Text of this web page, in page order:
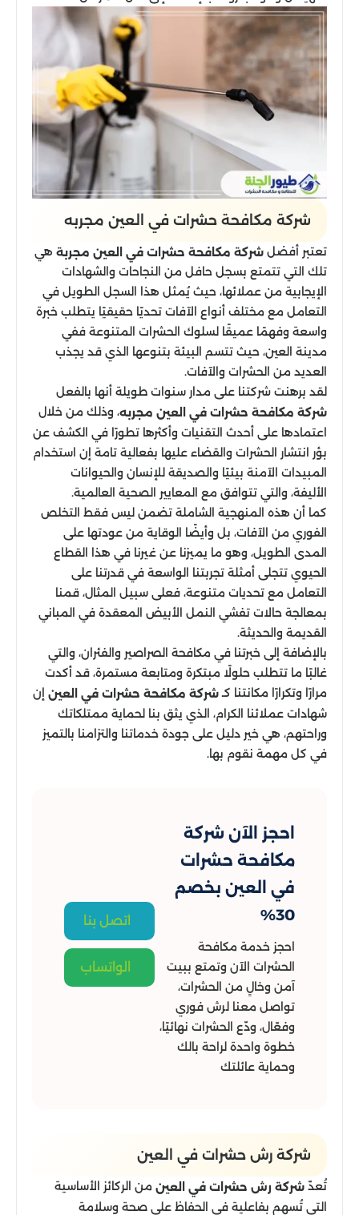
شركة مكافحة حشرات في العين مجربه
تعتبر أفضل شركة مكافحة حشرات في العين مجربة هي
تلك التي تتمتع بسجل حافل من النجاحات والشهادات
الإيجابية من عملائها، حيث يُمثل هذا السجل الطويل في
التعامل مع مختلف أنواع الآفات تحديًا حقيقيًا يتطلب خبرة
واسعة وفهمًا عميقًا لسلوك الحشرات المتنوعة ففي
مدينة العين، حيث تتسم البيئة بتنوعها الذي قد يجذب
العديد من الحشرات والآفات.
لقد برهنت شركتنا على مدار سنوات طويلة أنها بالفعل
شركة مكافحة حشرات في العين مجربه، وذلك من خلال
اعتمادها على أحدث التقنيات وأكثرها تطورًا في الكشف عن
بؤر انتشار الحشرات والقضاء عليها بفعالية تامة إن استخدام
المبيدات الآمنة بيئيًا والصديقة للإنسان والحيوانات
الأليفة، والتي تتوافق مع المعايير الصحية العالمية.
كما أن هذه المنهجية الشاملة تضمن ليس فقط التخلص
الفوري من الآفات، بل وأيضًا الوقاية من عودتها على
المدى الطويل، وهو ما يميزنا عن غيرنا في هذا القطاع
الحيوي تتجلى أمثلة تجربتنا الواسعة في قدرتنا على
التعامل مع تحديات متنوعة، فعلى سبيل المثال، قمنا
بمعالجة حالات تفشي النمل الأبيض المعقدة في المباني
القديمة والحديثة.
بالإضافة إلى خبرتنا في مكافحة الصراصير والفئران، والتي
غالبًا ما تتطلب حلولًا مبتكرة ومتابعة مستمرة، قد أكدت
مرارًا وتكرارًا مكانتنا كـشركة مكافحة حشرات في العين إن
شهادات عملائنا الكرام، الذي يثق بنا لحماية ممتلكاتك
وراحتهم، هي خير دليل على جودة خدماتنا والتزامنا بالتميز
في كل مهمة نقوم بها.
احجز الآن شركة
مكافحة حشرات
في العين بخصم
30%
احجز خدمة مكافحة
الحشرات الآن وتمتع ببيت
آمن وخالٍ من الحشرات،
تواصل معنا لرش فوري
وفعّال، ودّع الحشرات نهائيًا،
خطوة واحدة لراحة بالك
وحماية عائلتك
اتصل بنا
الواتساب
شركة رش حشرات في العين
تُعدّ شركة رش حشرات في العين من الركائز الأساسية
التي تُسهم بفاعلية في الحفاظ على صحة وسلامة